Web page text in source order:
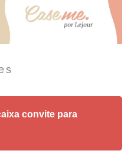
convite para